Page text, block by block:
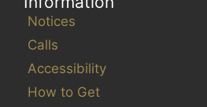
Notices
Calls
Accessibility
How to Get